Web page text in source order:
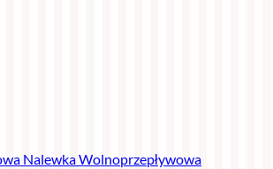
Nalewka Wolnoprzepływowa